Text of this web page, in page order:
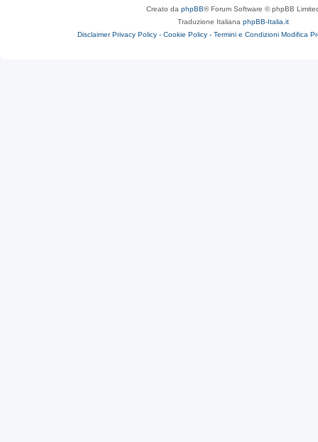
Creato da phpBB® Forum Software © phpBB
Traduzione Italiana phpBB-Italia.it
Disclaimer Privacy Policy - Cookie Policy - Termini e Condizioni Modifica